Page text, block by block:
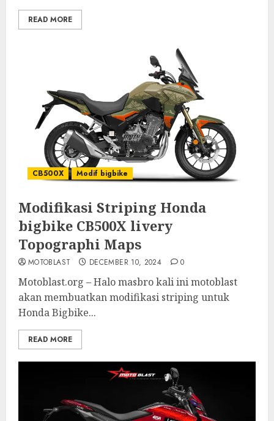
READ MORE
CB500X Modif bigbike
Modifikasi Striping Honda
bigbike CB500X livery
Topographi Maps
MOTOBLAST DECEMBER 10, 2024 0
Motoblast.org – Halo masbro kali ini motoblast
akan membuatkan modifikasi striping untuk
Honda Bigbike...
READ MORE